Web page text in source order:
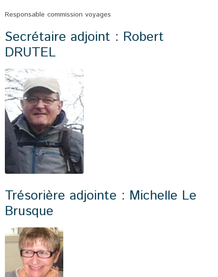
Responsable commission voyages
Secrétaire adjoint : Robert
DRUTEL
Trésorière adjointe : Michelle Le
Brusque